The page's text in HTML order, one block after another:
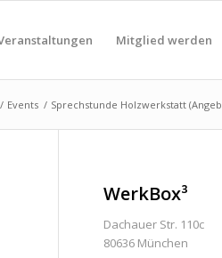
Mitglied werden
/ Events / Sprechstunde Holzwerkstatt
WerkBox³
Dachauer Str. 110c
80636 München